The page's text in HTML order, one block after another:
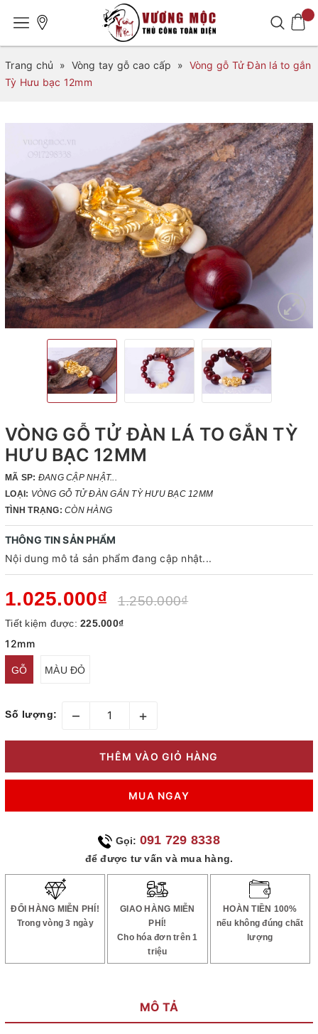
Trang chủ » Vòng tay gỗ cao cấp » Vòng gỗ Tử Đàn lá to gắn
Tỳ Hưu bạc 12mm
VÒNG GỖ TỬ ĐÀN LÁ TO GẮN TỲ
HƯU BẠC 12MM
MÃ SP: ĐANG CẬP NHẬT...
LOẠI: VÒNG GỖ TỬ ĐÀN GẮN TỲ HƯU BẠC 12MM
TÌNH TRẠNG: CÒN HÀNG
THÔNG TIN SẢN PHẨM
Nội dung mô tả sản phẩm đang cập nhật...
1.025.000₫ 1.250.000₫
Tiết kiệm được: 225.000₫
12mm
GỖ MÀU ĐỎ
Số lượng: – +
THÊM VÀO GIỎ HÀNG
MUA NGAY
Gọi: 091 729 8338
để được tư vấn và mua hàng.
ĐỔI HÀNG MIỄN PHÍ!
Trong vòng 3 ngày
GIAO HÀNG MIỄN
PHÍ!
Cho hóa đơn trên 1
triệu
HOÀN TIỀN 100%
nếu không đúng chất
lượng
MÔ TẢ